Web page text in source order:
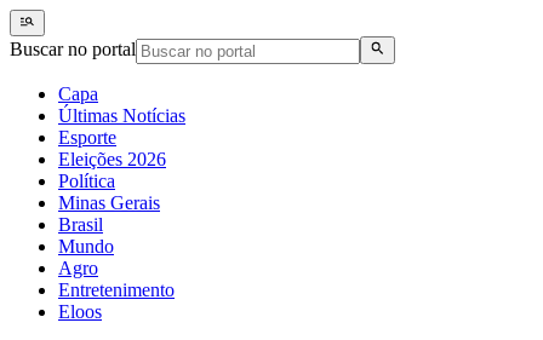
Buscar no portal
Capa
Últimas Notícias
Esporte
Eleições 2026
Política
Minas Gerais
Brasil
Mundo
Agro
Entretenimento
Eloos